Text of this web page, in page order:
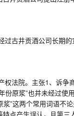
过古井贡酒公司长期
权法院。主张1、诉争
原浆”也并未经过使
浆”这两个常用词语
点产生误认，且第